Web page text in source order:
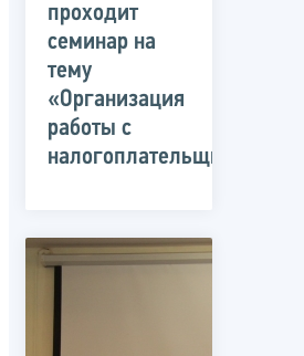
проходит
семинар на
тему
«Организация
работы с
налогоплательщиками»